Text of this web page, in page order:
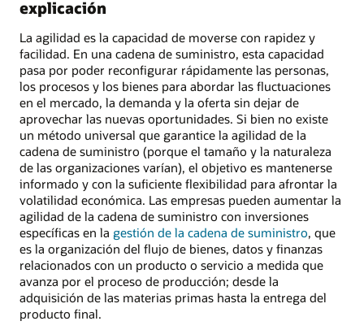
explicación
La agilidad es la capacidad de moverse con rapidez y
facilidad. En una cadena de suministro, esta capacidad
pasa por poder reconfigurar rápidamente las personas,
los procesos y los bienes para abordar las fluctuaciones
en el mercado, la demanda y la oferta sin dejar de
aprovechar las nuevas oportunidades. Si bien no existe
un método universal que garantice la agilidad de la
cadena de suministro (porque el tamaño y la naturaleza
de las organizaciones varían), el objetivo es mantenerse
informado y con la suficiente flexibilidad para afrontar la
volatilidad económica. Las empresas pueden aumentar la
agilidad de la cadena de suministro con inversiones
específicas en la gestión de la cadena de suministro, que
es la organización del flujo de bienes, datos y finanzas
relacionados con un producto o servicio a medida que
avanza por el proceso de producción; desde la
adquisición de las materias primas hasta la entrega del
producto final.